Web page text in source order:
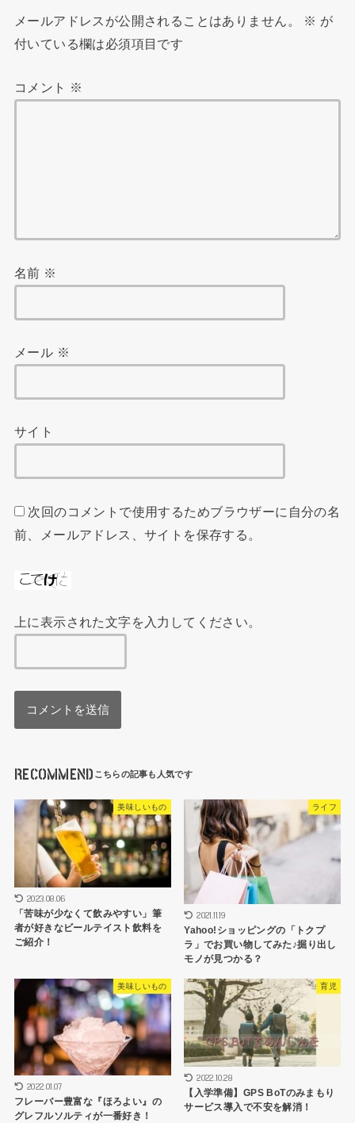
メールアドレスが公開されることはありません。 ※ が
付いている欄は必須項目です
コメント ※
名前 ※
メール ※
サイト
次回のコメントで使用するためブラウザーに自分の名
前、メールアドレス、サイトを保存する。
上に表示された文字を入力してください。
RECOMMEND
美味しいもの
2023.08.06
「苦味が少なくて飲みやすい」筆
者が好きなビールテイスト飲料を
ご紹介！
ライフ
2021.11.19
Yahoo!ショッピングの「トクプ
ラ」でお買い物してみた♪掘り出し
モノが見つかる？
美味しいもの
2022.01.07
フレーバー豊富な『ほろよい』の
グレフルソルティが一番好き！
育児
2022.10.28
【入学準備】GPS BoTのみまもり
サービス導入で不安を解消！